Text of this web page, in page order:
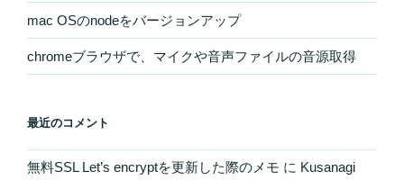
mac OSのnodeをバージョンアップ
chromeブラウザで、マイクや音声ファイルの音源取得
最近のコメント
無料SSL Let’s encryptを更新した際のメモ に Kusanagi